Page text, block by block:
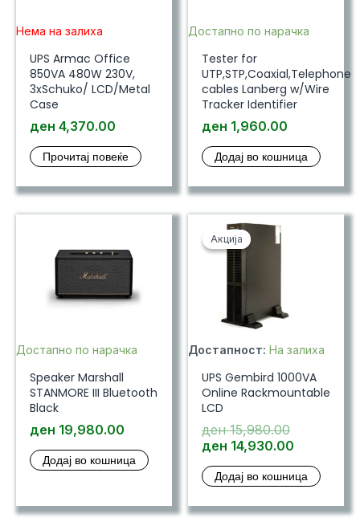
Нема на залиха
UPS Armac Office
850VA 480W 230V,
3xSchuko/ LCD/Metal
Case
ден 4,370.00
Прочитај повеќе
Достапно по нарачка
Tester for
UTP,STP,Coaxial,Telephone
cables Lanberg w/Wire
Tracker Identifier
ден 1,960.00
Додај во кошница
Достапно по нарачка
Speaker Marshall
STANMORE III Bluetooth
Black
ден 19,980.00
Додај во кошница
Акција
Акција
Достапност: На залиха
UPS Gembird 1000VA
Online Rackmountable
LCD
ден15,980.00Original
price
ден
ден 14,930.00Current
is:
Додај во кошница